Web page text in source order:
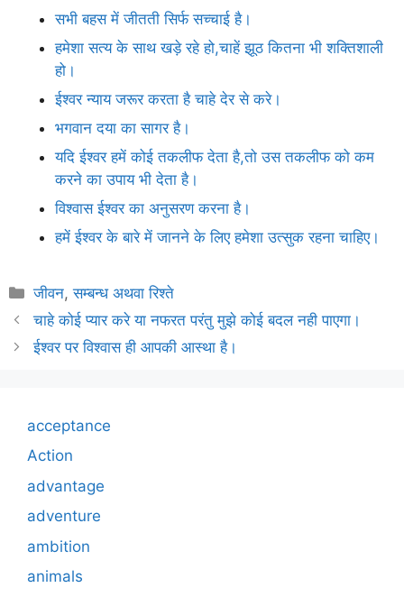
सभी बहस में जीतती सिर्फ सच्चाई है।
हमेशा सत्य के साथ खड़े रहे हो,चाहें झूठ कितना भी शक्तिशाली
हो।
ईश्वर न्याय जरूर करता है चाहे देर से करे।
भगवान दया का सागर है।
यदि ईश्वर हमें कोई तकलीफ देता है,तो उस तकलीफ को कम
करने का उपाय भी देता है।
विश्वास ईश्वर का अनुसरण करना है।
हमें ईश्वर के बारे में जानने के लिए हमेशा उत्सुक रहना चाहिए।
Categories
जीवन,सम्बन्ध अथवा रिश्ते
चाहे कोई प्यार करे या नफरत परंतु मुझे कोई बदल नही पाएगा।
ईश्वर पर विश्वास ही आपकी आस्था है।
acceptance
Action
advantage
adventure
ambition
animals